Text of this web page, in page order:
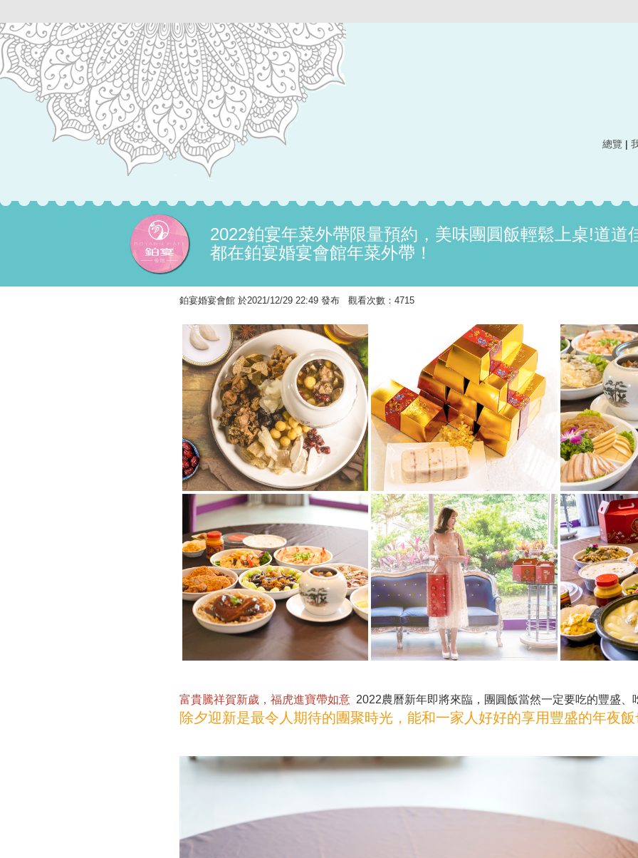
總覽 |
2022鉑宴年菜外帶限量預約，美味團圓飯輕鬆上桌!道道
都在鉑宴婚宴會館年菜外帶！
鉑宴婚宴會館 於2021/12/29 22:49 發布 觀看次數：4715
富貴騰祥賀新歲，福虎進寶帶如意 2022農曆新年即將來臨，團圓飯當然一定要吃的豐盛、
除夕迎新是最令人期待的團聚時光，能和一家人好好的享用豐盛的年夜